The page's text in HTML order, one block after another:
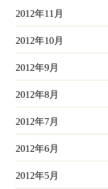
2012年11月
2012年10月
2012年9月
2012年8月
2012年7月
2012年6月
2012年5月